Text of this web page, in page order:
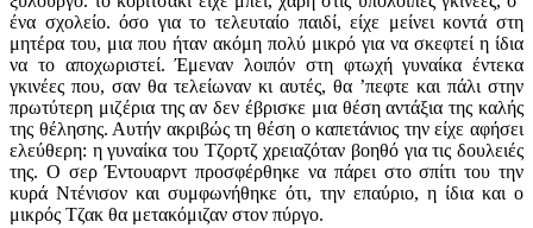
ένα σχολείο. όσο για το τελευταίο παιδί, είχε μείνει κοντά στη
μητέρα του, μια που ήταν ακόμη πολύ μικρό για να σκεφτεί η ίδια
να το αποχωριστεί. Έμεναν λοιπόν στη φτωχή γυναίκα έντεκα
γκινέες που, σαν θα τελείωναν κι αυτές, θα ’πεφτε και πάλι στην
πρωτύτερη μιζέρια της αν δεν έβρισκε μια θέση αντάξια της καλής
της θέλησης. Αυτήν ακριβώς τη θέση ο καπετάνιος την είχε αφήσει
ελεύθερη: η γυναίκα του Τζορτζ χρειαζόταν βοηθό για τις δουλειές
της. Ο σερ Έντουαρντ προσφέρθηκε να πάρει στο σπίτι του την
κυρά Ντένισον και συμφωνήθηκε ότι, την επαύριο, η ίδια και ο
μικρός Τζακ θα μετακόμιζαν στον πύργο.